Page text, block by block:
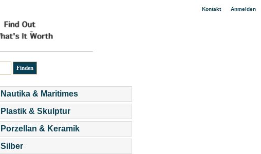
Kontakt| Anmelden
Nautika & Maritimes
Plastik & Skulptur
Porzellan & Keramik
Silber